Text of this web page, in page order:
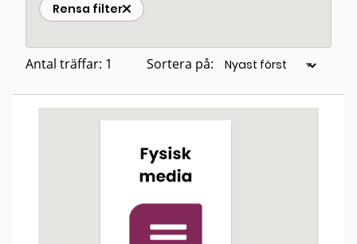
Rensa filter
Antal träffar: 1 Sortera på: